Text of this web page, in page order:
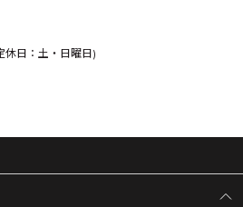
日：土・日曜日)